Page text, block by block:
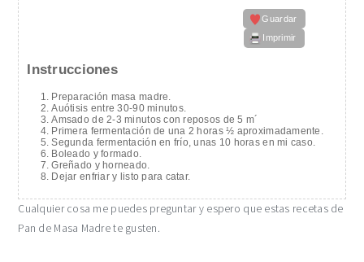
Guardar
Imprimir
Instrucciones
Preparación masa madre.
Auótisis entre 30-90 minutos.
Amsado de 2-3 minutos con reposos de 5 m´
Primera fermentación de una 2 horas ½ aproximadamente.
Segunda fermentación en frío, unas 10 horas en mi caso.
Boleado y formado.
Greñado y horneado.
Dejar enfriar y listo para catar.
Cualquier cosa me puedes preguntar y espero que estas recetas de
Pan de Masa Madre te gusten.